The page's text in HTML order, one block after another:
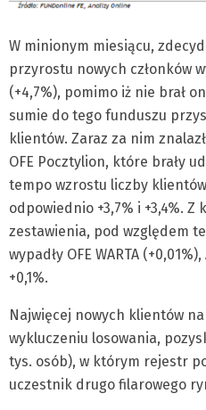
W minionym miesiącu,
przyrostu nowych członków
(+4,7%), pomimo iż nie brał
sumie do tego funduszu
klientów. Zaraz za nim
OFE Pocztylion, które brały
tempo wzrostu liczby
odpowiednio +3,7% i +3,4%.
zestawienia, pod względem
wypadły OFE WARTA
+0,1%.
Najwięcej nowych klientów
wykluczeniu losowania,
tys. osób), w którym rejestr
uczestnik drugo filarowego